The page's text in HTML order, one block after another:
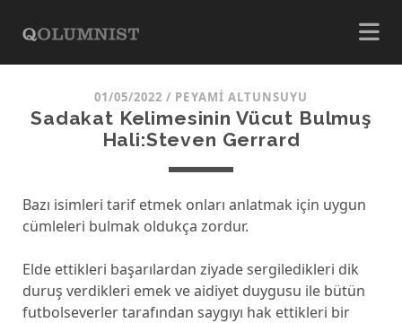
01/05/2022 / PEYAMI ALTUNSUYU
Sadakat Kelimesinin Vücut Bulmuş
Hali:Steven Gerrard
Bazı isimleri tarif etmek onları anlatmak için uygun
cümleleri bulmak oldukça zordur.
Elde ettikleri başarılardan ziyade sergiledikleri dik
duruş verdikleri emek ve aidiyet duygusu ile bütün
futbolseverler tarafından saygıyı hak ettikleri bir